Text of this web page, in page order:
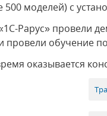
500 моделей) с
Рарус» провели
провели обучение
оказывается